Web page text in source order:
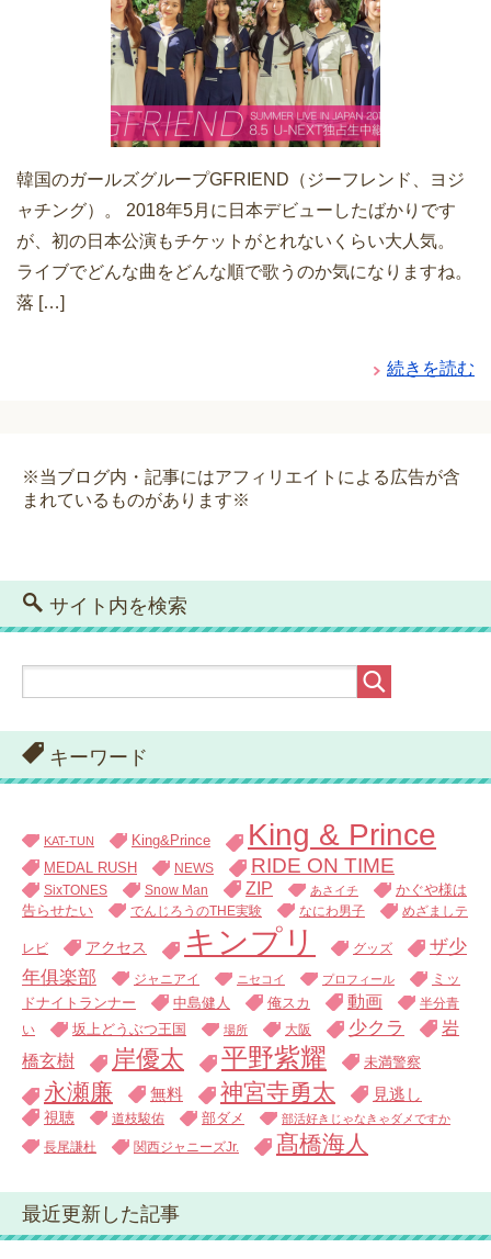
韓国のガールズグループGFRIEND（ジーフレンド、ヨジ
ャチング）。 2018年5月に日本デビューしたばかりです
が、初の日本公演もチケットがとれないくらい大人気。
ライブでどんな曲をどんな順で歌うのか気になりますね。
落 […]
続きを読む
※当ブログ内・記事にはアフィリエイトによる広告が含
まれているものがあります※
サイト内を検索
キーワード
KAT-TUN King&Prince King & Prince
MEDAL RUSH NEWS RIDE ON TIME
SixTONES Snow Man ZIP あさイチ
かぐや様は
告らせたい
でんじろうのTHE実験 なにわ男子 めざましテ
レビ アクセス キンプリ グッズ
ザ少
年俱楽部
ジャニアイ ニセコイ プロフィール
ミッ
ドナイトランナー
中島健人 俺スカ 動画
半分青
い
坂上どうぶつ王国 場所 大阪 少クラ
岩
橋玄樹
岸優太 平野紫耀 未満警察
永瀬廉 無料 神宮寺勇太
見逃し
視聴
道枝駿佑 部ダメ 部活好きじゃなきゃダメですか
長尾謙杜 関西ジャニーズJr. 髙橋海人
最近更新した記事